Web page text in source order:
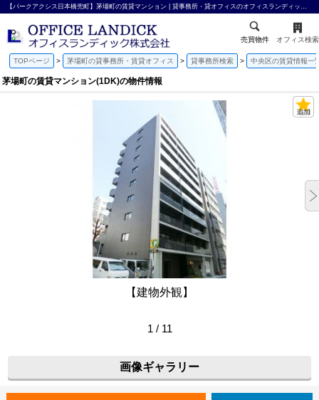
【パークアクシス日本橋兜町】茅場町の賃貸マンション | 貸事務所・貸オフィスのオフィスランディック株式会社
売買物件 オフィス検索
TOPページ 茅場町の貸事務所・賃貸オフィス 貸事務所検索 中央区の賃貸情報一
茅場町の賃貸マンション(1DK)の物件情報
【建物外観】
1 / 11
画像ギャラリー